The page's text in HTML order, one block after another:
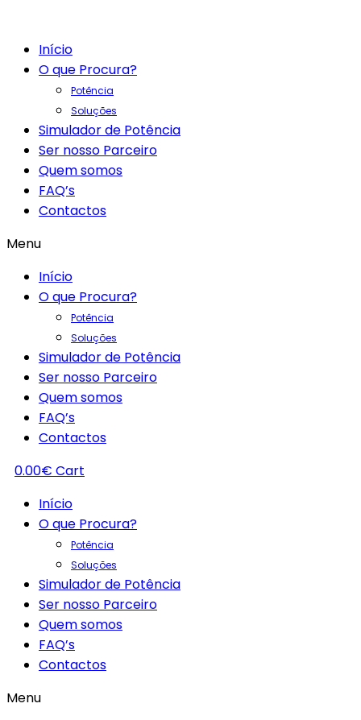
Início
O que Procura?
Potência
Soluções
Simulador de Potência
Ser nosso Parceiro
Quem somos
FAQ’s
Contactos
Menu
Início
O que Procura?
Potência
Soluções
Simulador de Potência
Ser nosso Parceiro
Quem somos
FAQ’s
Contactos
0.00€ Cart
Início
O que Procura?
Potência
Soluções
Simulador de Potência
Ser nosso Parceiro
Quem somos
FAQ’s
Contactos
Menu